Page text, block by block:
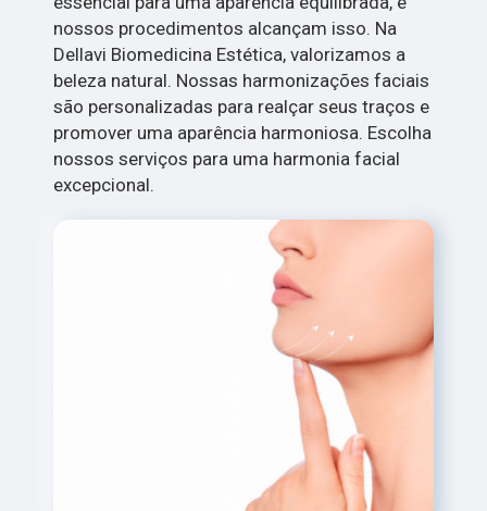
nossos procedimentos alcançam isso. Na
Dellavi Biomedicina Estética, valorizamos a
beleza natural. Nossas harmonizações faciais
são personalizadas para realçar seus traços e
promover uma aparência harmoniosa. Escolha
nossos serviços para uma harmonia facial
excepcional.